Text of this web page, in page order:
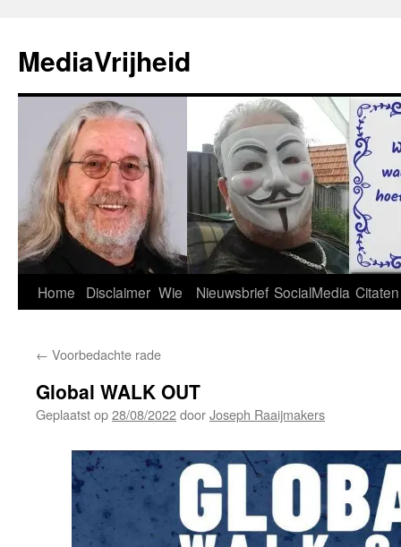
de
inhoud
MediaVrijheid
Home Disclaimer Wie Nieuwsbrief SocialMedia Citaten
← Voorbedachte rade
Global WALK OUT
Geplaatst op28/08/2022doorJoseph Raaijmakers